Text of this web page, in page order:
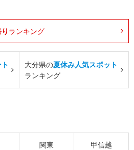
ランキング
大分県の夏休み人気スポット
ランキング
関東 甲信越